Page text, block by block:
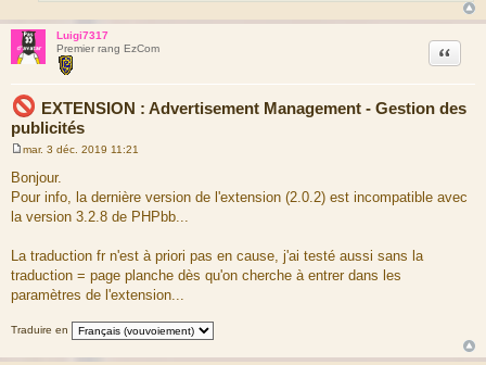
Luigi7317
Premier rang EzCom
EXTENSION : Advertisement Management - Gestion des
publicités
Citation
s
s
g
mar. 3 déc. 2019 11:21
Bonjour.
Pour info, la dernière version de l'extension (2.0.2) est incompatible avec
la version 3.2.8 de PHPbb...
La traduction fr n'est à priori pas en cause, j'ai testé aussi sans la
traduction = page planche dès qu'on cherche à entrer dans les
paramètres de l'extension...
Traduire en